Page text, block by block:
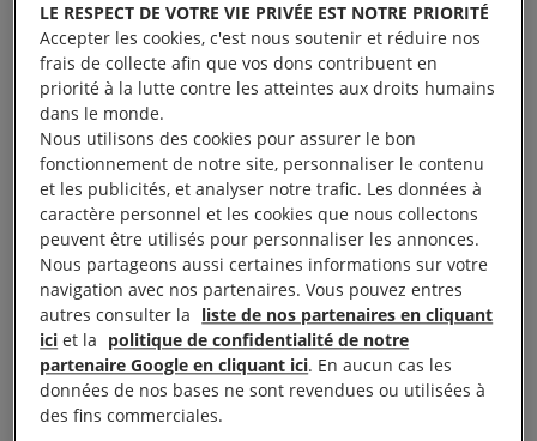
une apologie de la haine. Le gouvernement russe et
ses sympathisants ont utilisé cette décision interne,
que nous avions décidé de ne pas rendre publique,
pour violer davantage encore les droits d’Alexeï
Navalny. Cela représente un sommet d’hypocrisie
de la part d’un gouvernement qui a non seulement
tenté d’assassiner Alexeï Navalny par
empoisonnement, mais aussi agi de façon
scandaleuse au cours des deux dernières
décennies : les autorités russes ont notamment eu
recours à la torture et à la disparition forcée, une
répression généralisée des libertés politiques en
Russieet sur d’autres territoires, et des crimes de
LE RESPECT DE VOTRE VIE PRIVÉE EST NOTRE PRIORITÉ
Accepter les cookies, c'est nous soutenir et réduire nos
frais de collecte afin que vos dons contribuent en
priorité à la lutte contre les atteintes aux droits humains
dans le monde.
Nous utilisons des cookies pour assurer le bon
fonctionnement de notre site, personnaliser le contenu
et les publicités, et analyser notre trafic. Les données à
caractère personnel et les cookies que nous collectons
peuvent être utilisés pour personnaliser les annonces.
Nous partageons aussi certaines informations sur votre
navigation avec nos partenaires. Vous pouvez entres
autres consulter la liste de nos partenaires en cliquant
ici et la politique de confidentialité de notre
partenaire Google en cliquant ici. En aucun cas les
données de nos bases ne sont revendues ou utilisées à
des fins commerciales.